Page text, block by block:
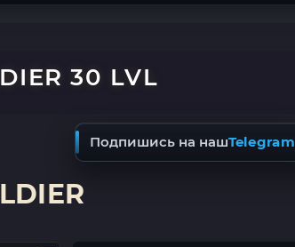
30 LVL
Подпишись на нашTelegram